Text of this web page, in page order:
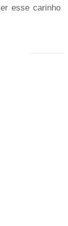
esse carinho